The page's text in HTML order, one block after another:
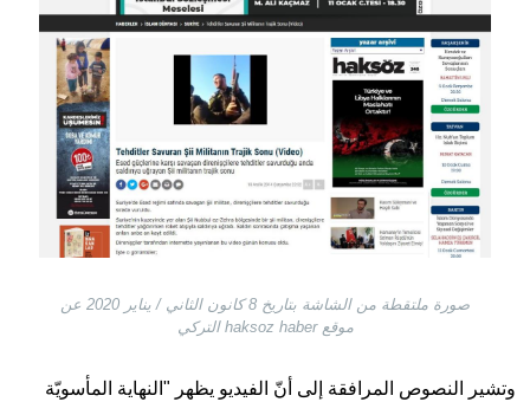
صورة ملتقطة من الشاشة بتاريخ 8 كانون الثاني / يناير 2020 عن
موقع haksoz haber التركي
وتشير النصوص المرافقة إلى أنّ الفيديو يظهر "النهاية المأسويّة